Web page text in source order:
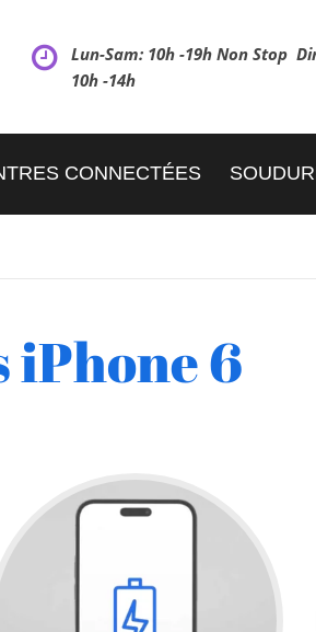
Lun-Sam: 10h -19h Non Stop
10h -14h
CONNECTÉES
iPhone 6